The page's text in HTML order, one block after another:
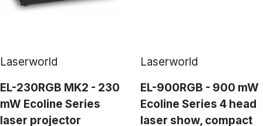
Laserworld
EL-230RGB MK2 - 230
mW Ecoline Series
laser projector
Laserworld
EL-900RGB - 900 mW
Ecoline Series 4 head
laser show, compact